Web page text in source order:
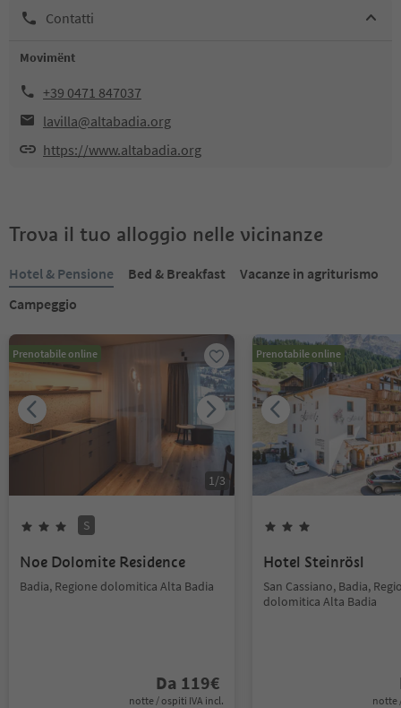
Contatti
Movimënt
+39 0471 847037
lavilla@altabadia.org
https://www.altabadia.org
Trova il tuo alloggio nelle vicinanze
Hotel & Pensione Bed & Breakfast
Vacanze in agriturismo
Campeggio
Prenotabile online
1 /3
S
Noe Dolomite Residence
Badia, Regione dolomitica Alta Badia
Da 119€
notte / ospiti IVA incl.
Prenotabile online
Hotel Steinrösl
San Cassiano, Badia,
dolomitica Alta Badia
notte